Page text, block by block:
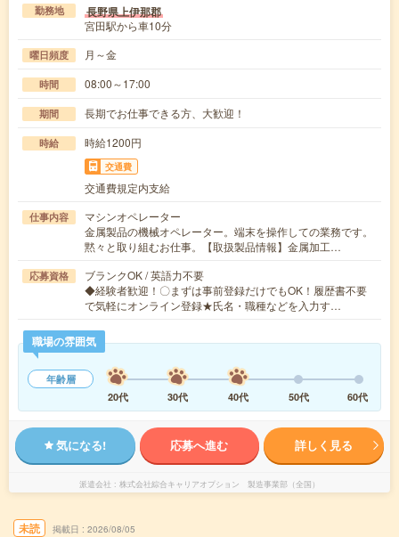
勤務地 長野県上伊那郡
宮田駅から車10分
曜日頻度 月～金
時間 08:00～17:00
期間 長期でお仕事できる方、大歓迎！
時給 時給1200円
交通費
交通費規定内支給
仕事内容
マシンオペレーター
金属製品の機械オペレーター。端末を操作しての業務です。
黙々と取り組むお仕事。【取扱製品情報】金属加工…
応募資格
ブランクOK / 英語力不要
◆経験者歓迎！〇まずは事前登録だけでもOK！履歴書不要
で気軽にオンライン登録★氏名・職種などを入力す…
職場の雰囲気
年齢層
20代
30代 40代 50代 60代
気になる! 応募へ進む 詳しく見る
派遣会社 株式会社綜合キャリアオプション 製造事業部（全国）
未読 掲載日 2026/08/05